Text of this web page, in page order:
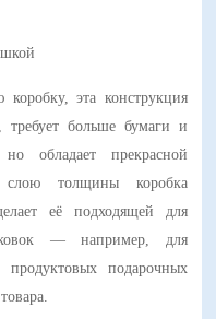
эта конструкция
требует больше бумаги и
обладает прекрасной
слою толщины коробка
её подходящей для
— например, для
подарочных